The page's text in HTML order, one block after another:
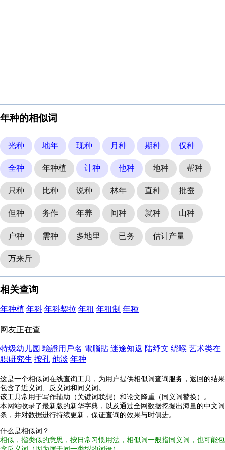
年种的相似词
光种 地年 现种 月种 期种 仅种
全种 年种植 计种 他种 地种 帮种
只种 比种 说种 林年 直种 批蚕
但种 务作 年养 间种 就种 山种
户种 需种 多地里 已务 估计产量
万来斤
相关查询
年种植 年科 年科契拉 年租 年租制 年種
网友正在查
特级幼儿园 驗證用戶名 電腦貼 迷途知返 陆纾文 绕喉 艺术类在
职研究生 按孔 他淡 年种
这是一个相似词在线查询工具，为用户提供相似词查询服务，返回的结果
包含了近义词、反义词和同义词。
该工具常用于写作辅助（关键词联想）和论文降重（同义词替换）。
本网站收录了最新版的新华字典，以及通过全网数据挖掘出海量的中文词
条，并对数据进行持续更新，保证查询的效果与时俱进。
什么是相似词？
相似，指类似的意思，按日常习惯用法，相似词一般指同义词，也可能包